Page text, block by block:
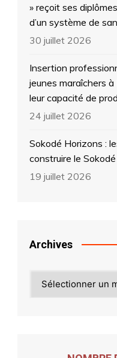
» reçoit ses
d’un système de
30 juillet 2026
Insertion
jeunes maraîchers à
leur capacité de
24 juillet 2026
Sokodé Horizons :
construire le
19 juillet 2026
Archives